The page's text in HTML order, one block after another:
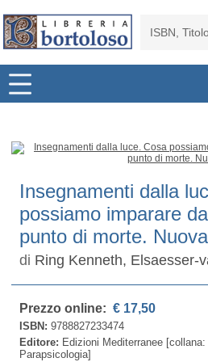
Insegnamenti dalla
possiamo imparare
punto di morte.
di Ring Kenneth, Elsaesser-
Prezzo online: € 17,50
ISBN:9788827233474
Editore: Edizioni Mediterranee
Parapsicologia]